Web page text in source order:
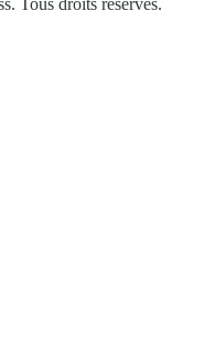
Tous droits réservés.